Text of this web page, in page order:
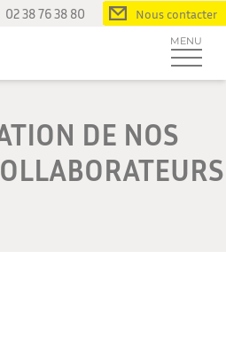
02 38 76 38 80 Nous contacter
MENU
DE NOS